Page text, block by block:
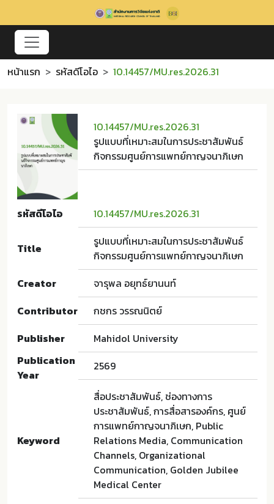
หน้าแรก รหัสดีโอไอ 10.14457/MU.res.2026.31
10.14457/MU.res.2026.31
รูปแบบที่เหมาะสมในการประชาสัมพันธ์
กิจกรรมศูนย์การแพทย์กาญจนาภิเษก
รหัสดีโอไอ 10.14457/MU.res.2026.31
Title
รูปแบบที่เหมาะสมในการประชาสัมพันธ์
กิจกรรมศูนย์การแพทย์กาญจนาภิเษก
Creator
จารุพล อยุทธ์ยานนท์
Contributor
กชกร วรรณนิตย์
Publisher
Mahidol University
Publication
Year
2569
Keyword
สื่อประชาสัมพันธ์, ช่องทางการ
ประชาสัมพันธ์, การสื่อสารองค์กร, ศูนย์
การแพทย์กาญจนาภิเษก, Public
Relations Media, Communication
Channels, Organizational
Communication, Golden Jubilee
Medical Center